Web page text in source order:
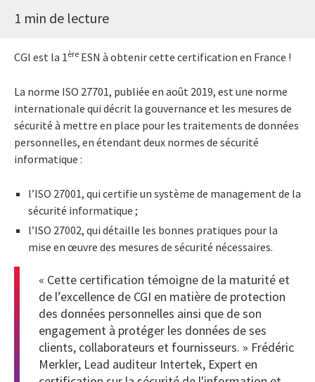
1 min de lecture
CGI est la 1 ère ESN à obtenir cette certification en France !
La norme ISO 27701, publiée en août 2019, est une norme
internationale qui décrit la gouvernance et les mesures de
sécurité à mettre en place pour les traitements de données
personnelles, en étendant deux normes de sécurité
informatique :
l’ISO 27001, qui certifie un système de management de la
sécurité informatique ;
l’ISO 27002, qui détaille les bonnes pratiques pour la
mise en œuvre des mesures de sécurité nécessaires.
« Cette certification témoigne de la maturité et
de l’excellence de CGI en matière de protection
des données personnelles ainsi que de son
engagement à protéger les données de ses
clients, collaborateurs et fournisseurs. » Frédéric
Merkler, Lead auditeur Intertek, Expert en